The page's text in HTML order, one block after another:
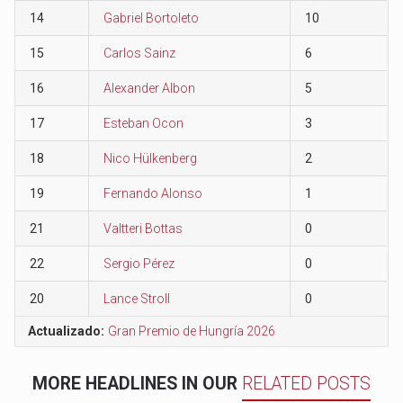
14 Gabriel Bortoleto 10
15 Carlos Sainz 6
16 Alexander Albon 5
17 Esteban Ocon 3
18 Nico Hülkenberg 2
19 Fernando Alonso 1
21 Valtteri Bottas 0
22 Sergio Pérez 0
20 Lance Stroll 0
Actualizado: Gran Premio de Hungría 2026
MORE HEADLINES IN OUR RELATED POSTS